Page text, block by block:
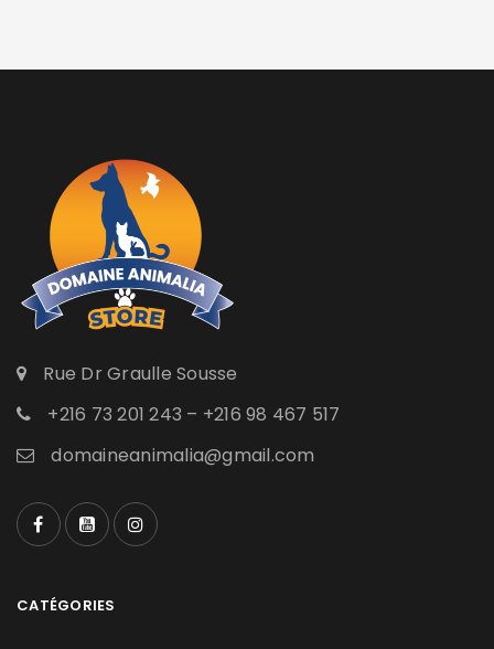
Rue Dr Graulle Sousse
+216 73 201 243 – +216 98 467 517
domaineanimalia@gmail.com
CATÉGORIES